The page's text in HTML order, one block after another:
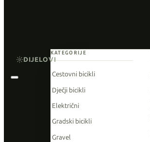
KATEGORIJE
Cestovni bicikli
Dječji bicikli
Električni
Gradski bicikli
Gravel
DIJELOVI